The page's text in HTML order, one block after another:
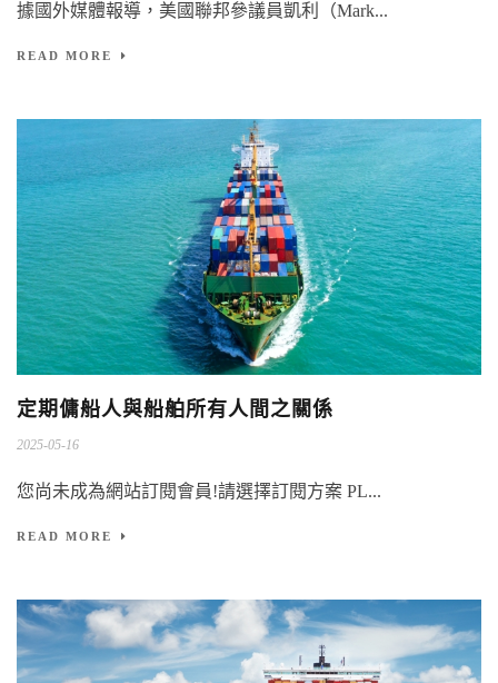
據國外媒體報導，美國聯邦參議員凱利（Mark...
READ MORE
定期傭船人與船舶所有人間之關係
2025-05-16
您尚未成為網站訂閱會員!請選擇訂閱方案 PL...
READ MORE